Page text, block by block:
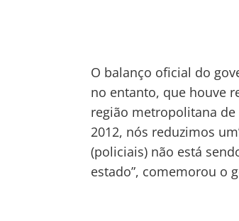
O balanço oficial do
no entanto, que houve
região metropolitana de
2012, nós reduzimos
(policiais) não está
estado”, comemorou o